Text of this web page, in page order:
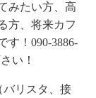
みたい方、高
方、将来カフ
す！090-3886-
い！
バリスタ、接